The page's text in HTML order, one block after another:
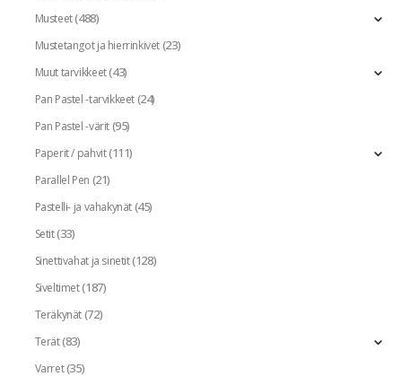
Musteet(488)
Mustetangot ja hierrinkivet(23)
Muut tarvikkeet(43)
Pan Pastel -tarvikkeet(24)
Pan Pastel -värit(95)
Paperit / pahvit(111)
Parallel Pen (21)
Pastelli- ja vahakynät(45)
Setit(33)
Sinettivahat ja sinetit(128)
Siveltimet(187)
Teräkynät(72)
Terät(83)
Varret(35)